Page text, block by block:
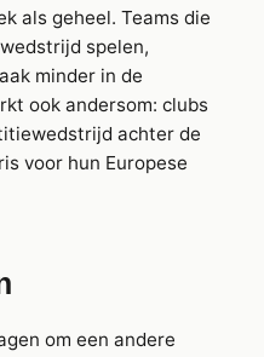
als geheel. Teams die
spelen,
minder in de
ook andersom: clubs
achter de
voor hun Europese
om een andere